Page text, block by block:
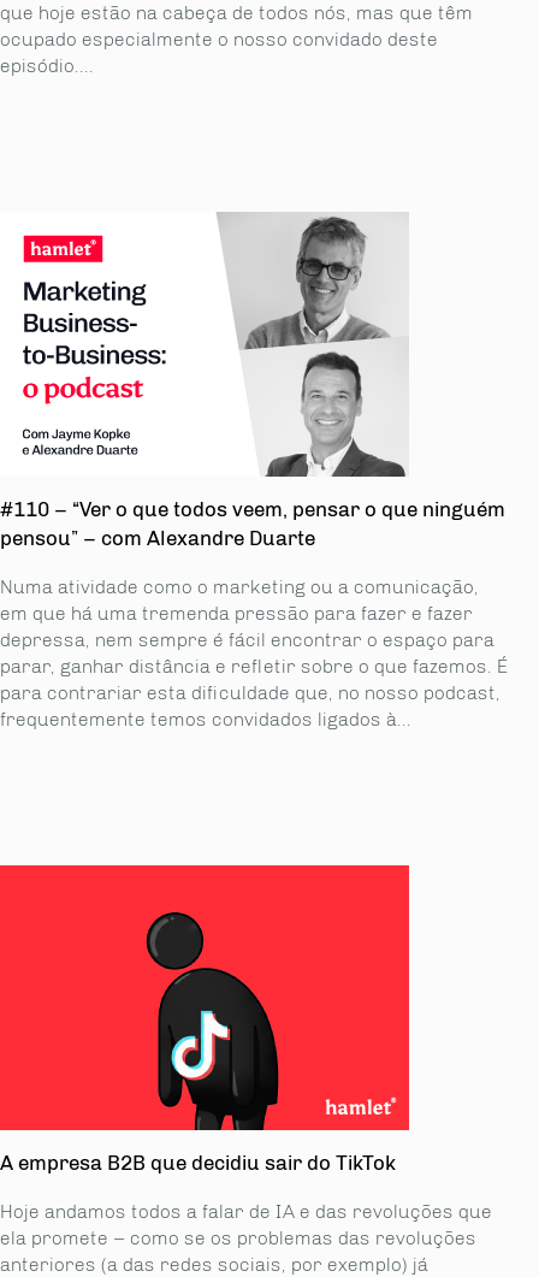
que hoje estão na cabeça de todos nós, mas que têm
ocupado especialmente o nosso convidado deste
episódio....
#110 – “Ver o que todos veem, pensar o que ninguém
pensou” – com Alexandre Duarte
Numa atividade como o marketing ou a comunicação,
em que há uma tremenda pressão para fazer e fazer
depressa, nem sempre é fácil encontrar o espaço para
parar, ganhar distância e refletir sobre o que fazemos. É
para contrariar esta dificuldade que, no nosso podcast,
frequentemente temos convidados ligados à...
A empresa B2B que decidiu sair do TikTok
Hoje andamos todos a falar de IA e das revoluções que
ela promete – como se os proble­mas das revoluções
anteriores (a das redes sociais, por exemplo) já